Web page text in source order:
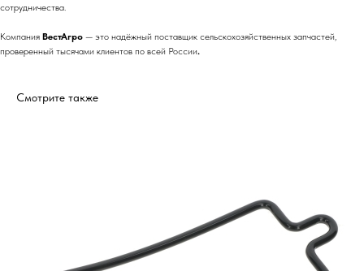
сотрудничества.
Компания ВестАгро — это надёжный поставщик сельскохозяйственных запчастей,
проверенный тысячами клиентов по всей России.
Смотрите также